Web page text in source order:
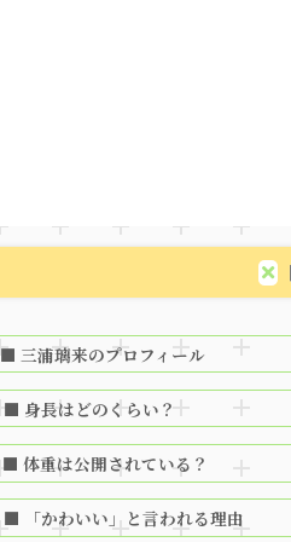
■ 三浦璃来のプロフィール
■ 身長はどのくらい？
■ 体重は公開されている？
■ 「かわいい」と言われる理由